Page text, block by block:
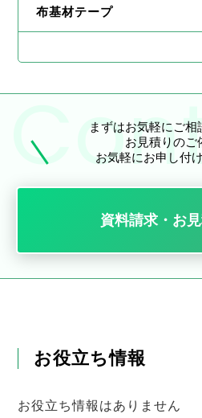
布基材テープ
まずはお気軽にご相
お見積りのご
お気軽にお申し付
資料請求・お
お役立ち情報
お役立ち情報はありません